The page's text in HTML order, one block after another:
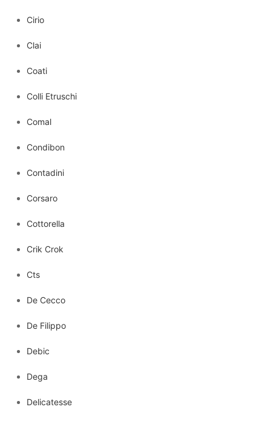
Cirio
Clai
Coati
Colli Etruschi
Comal
Condibon
Contadini
Corsaro
Cottorella
Crik Crok
Cts
De Cecco
De Filippo
Debic
Dega
Delicatesse